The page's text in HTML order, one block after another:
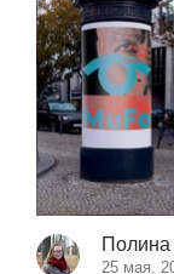
Полина
25 мая.